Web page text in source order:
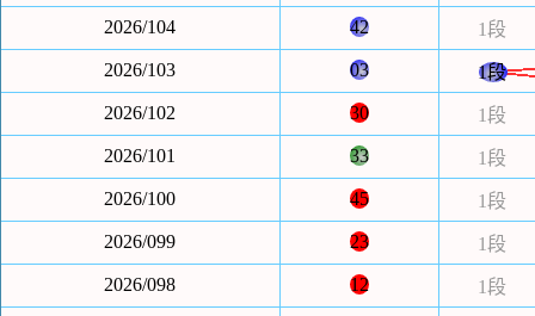
2026/104
42
1段
2026/103
03
1段
2026/102
30
1段
2026/101
33
1段
2026/100
45
1段
2026/099
23
1段
2026/098
12
1段